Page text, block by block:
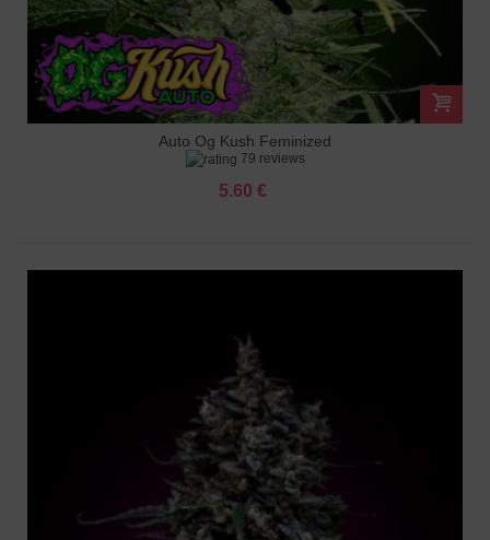
Auto Og Kush Feminized
79 reviews
5.60 €